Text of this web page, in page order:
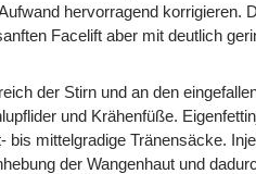
hervorragend korrigieren.
Facelift aber mit deutlich
der Stirn und an den
und Krähenfüße.
bis mittelgradige Tränensäcke.
der Wangenhaut und